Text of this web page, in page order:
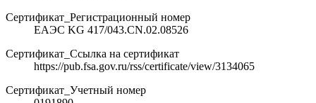
Сертификат_Регистрационный номер
ЕАЭС KG 417/043.CN.02.08526
Сертификат_Ссылка на сертификат
https://pub.fsa.gov.ru/rss/certificate/view/3134065
Сертификат_Учетный номер